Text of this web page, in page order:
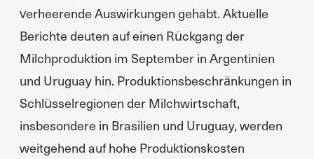
verheerende Auswirkungen gehabt. Aktuelle
Berichte deuten auf einen Rückgang der
Milchproduktion im September in Argentinien
und Uruguay hin. Produktionsbeschränkungen in
Schlüsselregionen der Milchwirtschaft,
insbesondere in Brasilien und Uruguay, werden
weitgehend auf hohe Produktionskosten